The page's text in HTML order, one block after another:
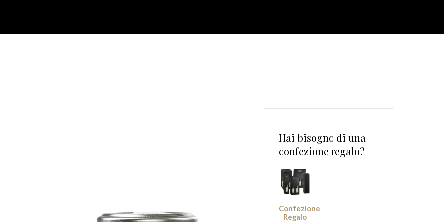
“Aceto Balsamico di
Hai bisogno di una
confezione regalo?
Confezione
Regalo